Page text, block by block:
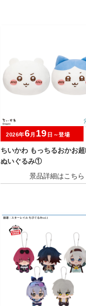
ちいかわ もっちるおかお
ぬいぐるみ①
2026年6 月 19 日～登場